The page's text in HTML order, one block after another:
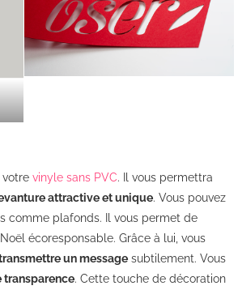
votre vinyle sans PVC. Il vous permettra
attractive et unique. Vous pouvez
comme plafonds. Il vous permet de
écoresponsable. Grâce à lui, vous
un message subtilement. Vous
transparence. Cette touche de décoration